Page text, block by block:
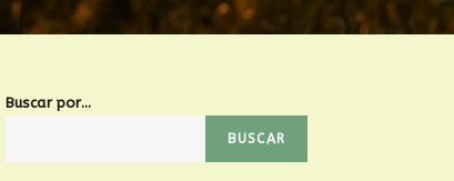
Buscar por...
BUSCAR